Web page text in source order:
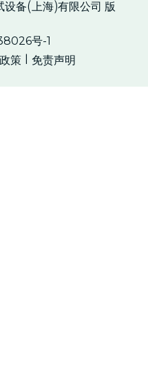
备(上海)有限公司 版
号-1
策 免责声明